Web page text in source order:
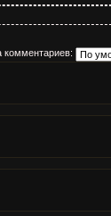
комментариев: